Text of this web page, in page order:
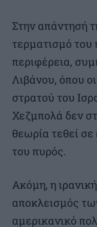
Στην απάντησή
τερματισμό του
περιφέρεια,
Λιβάνου, όπου
στρατού του
Χεζμπολά δεν
θεωρία τεθεί
του πυρός.
Ακόμη, η
αποκλεισμός
αμερικανικό